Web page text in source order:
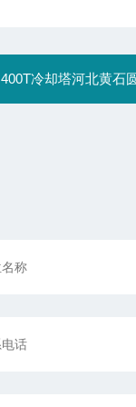
400T冷却塔河北黄石